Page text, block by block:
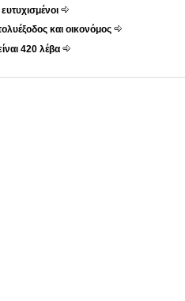
και οικονόμος
420 λέβα